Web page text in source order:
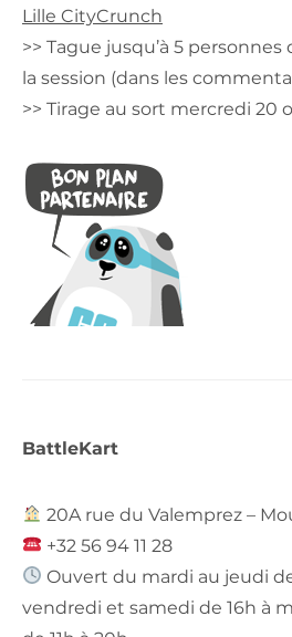
Lille CityCrunch
>> Tague jusqu’à 5
la session (dans les
>> Tirage au sort mercredi 20
BattleKart
20A rue du Valemprez –
+32 56 94 11 28
Ouvert du mardi au jeudi
vendredi et samedi de 16h à